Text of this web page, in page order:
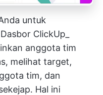
untuk
ClickUp_
anggota tim
melihat target,
tim, dan
Hal ini